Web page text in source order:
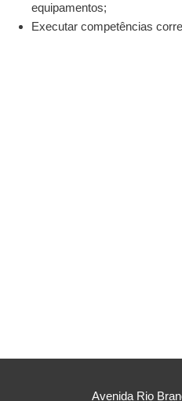
equipamentos;
Executar competências
Avenida Rio